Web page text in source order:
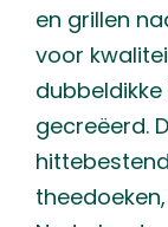
en grillen
voor
gecreëerd.